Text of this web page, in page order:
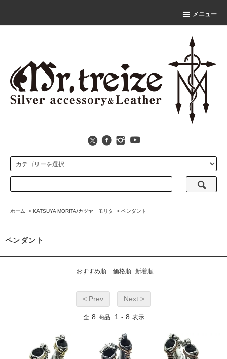
メニュー
ホーム > KATSUYA MORITA/カツヤ モリタ > ペンダント
ペンダント
おすすめ順 価格順 新着順
< Prev Next >
全 8 商品 1 - 8 表示